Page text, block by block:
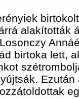
alakították
birtoka lett,
Ezután